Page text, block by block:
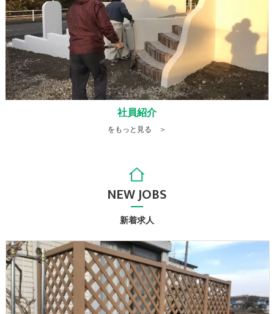
社員紹介
をもっと見る ＞
新着求人
NEW JOBS